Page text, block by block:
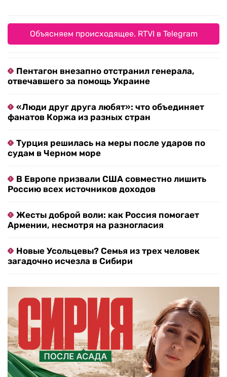
Объясняем происходящее. RTVI в Telegram
Пентагон внезапно отстранил генерала,
отвечавшего за помощь Украине
«Люди друг друга любят»: что объединяет
фанатов Коржа из разных стран
Турция решилась на меры после ударов по
судам в Черном море
В Европе призвали США совместно лишить
Россию всех источников доходов
Жесты доброй воли: как Россия помогает
Армении, несмотря на разногласия
Новые Усольцевы? Семья из трех человек
загадочно исчезла в Сибири